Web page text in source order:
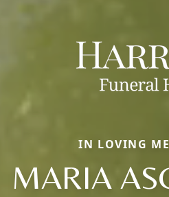
IN LOVING
MARIA